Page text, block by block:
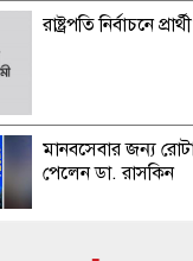
রাষ্ট্রপতি নির্বাচনে
মানবসেবার জন্য
পেলেন ডা. রাসকিন